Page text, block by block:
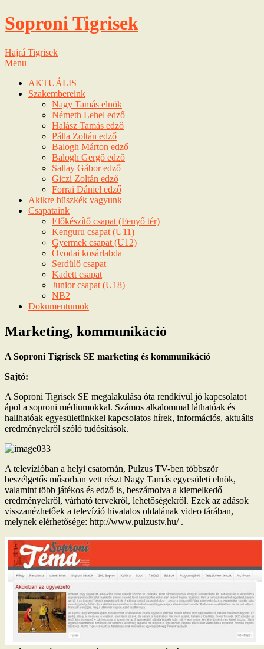
Soproni Tigrisek
Hajrá Tigrisek
Menu
AKTUÁLIS
Szakembereink
Nagy Tamás elnök
Németh Lehel edző
Halász Tamás edző
Pálla Zoltán edző
Balogh Márton edző
Balogh Gergő edző
Sallay Gábor edző
Giczi Zoltán edző
Forrai Dániel edző
Akikre büszkék vagyunk
Csapataink
Előkészítő csapat (Fenyő tér)
Kenguru csapat (U11)
Gyermek csapat (U12)
Óvodai kosárlabda
Serdülő csapat
Kadett csapat
Junior csapat (U18)
NB2
Dokumentumok
Marketing, kommunikáció
A Soproni Tigrisek SE marketing és kommunikáció
Sajtó:
A Soproni Tigrisek SE megalakulása óta rendkívül jó kapcsolatot
ápol a soproni médiumokkal. Számos alkalommal láthatóak és
hallhatóak egyesületünkkel kapcsolatos hírek, információs, aktuális
eredményekről szóló tudósítások.
A televízióban a helyi csatornán, Pulzus TV-ben többször
beszélgetős műsorban vett részt Nagy Tamás egyesületi elnök,
valamint több játékos és edző is, beszámolva a kiemelkedő
eredményekről, várható tervekről, lehetőségekről. Ezek az adások
visszanézhetőek a televízió hivatalos oldalának video tárában,
melynek elérhetősége: http://www.pulzustv.hu/ .